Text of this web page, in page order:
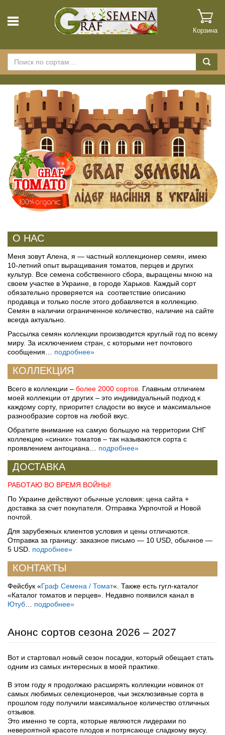
Корзина
О НАС
Меня зовут Алена, я — частный коллекционер семян, имею
10-летний опыт выращивания томатов, перцев и других
культур. Все семена собственного сбора, выращены мною на
своем участке в Украине, в городе Харьков. Каждый сорт
обязательно проверяется на соответствие описанию
продавца и только после этого добавляется в коллекцию.
Семян в наличии ограниченное количество, наличие на сайте
всегда актуально.
Рассылка семян коллекции производится круглый год по всему
миру. За исключением стран, с которыми нет почтового
сообщения… подробнее»
КОЛЛЕКЦИЯ
Всего в коллекции – более 2000 сортов. Главным отличием
моей коллекции от других – это индивидуальный подход к
каждому сорту, приоритет сладости во вкусе и максимальное
разнообразие сортов на любой вкус.
Обратите внимание на самую большую на территории СНГ
коллекцию «синих» томатов – так называются сорта с
проявлением антоциана… подробнее»
ДОСТАВКА
РАБОТАЮ ВО ВРЕМЯ ВОЙНЫ!
По Украине действуют обычные условия: цена сайта +
доставка за счет покупателя. Отправка Укрпочтой и Новой
почтой.
Для зарубежных клиентов условия и цены отличаются.
Отправка за границу: заказное письмо — 10 USD, обычное —
5 USD. подробнее»
КОНТАКТЫ
Фейсбук «Граф Семена / Томат«. Также есть гугл-каталог
«Каталог томатов и перцев». Недавно появился канал в
Ютуб
подробнее»
Анонс сортов сезона 2026 – 2027
Вот и стартовал новый сезон посадки, который обещает стать
одним из самых интересных в моей практике.
В этом году я продолжаю расширять коллекции новинок от
самых любимых селекционеров, чьи эксклюзивные сорта в
прошлом году получили максимальное количество отличных
отзывов.
Это именно те сорта, которые являются лидерами по
невероятной красоте плодов и потрясающе сладкому вкусу.